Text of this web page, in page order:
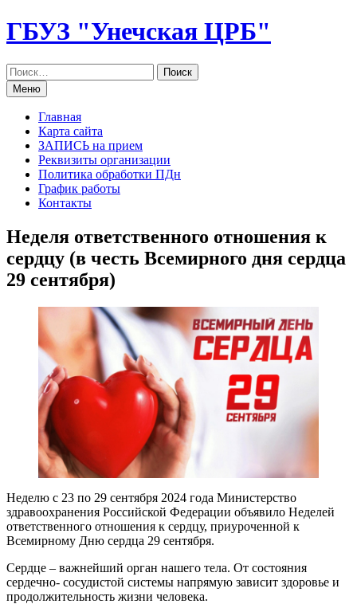
Перейти
к
ГБУЗ "Унечская ЦРБ"
Меню
Главная
Карта сайта
ЗАПИСЬ на прием
Реквизиты организации
Политика обработки ПДн
График работы
Контакты
Неделя ответственного отношения к
сердцу (в честь Всемирного дня сердца
29 сентября)
Неделю с 23 по 29 сентября 2024 года Министерство
здравоохранения Российской Федерации объявило Неделей
ответственного отношения к сердцу, приуроченной к
Всемирному Дню сердца 29 сентября.
Сердце – важнейший орган нашего тела. От состояния
сердечно- сосудистой системы напрямую зависит здоровье и
продолжительность жизни человека.